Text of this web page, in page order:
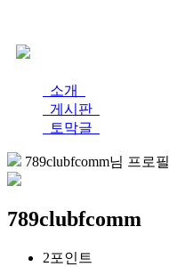
소개
게시판
토막글
789clubfcomm님 프로필
789clubfcomm
2포인트